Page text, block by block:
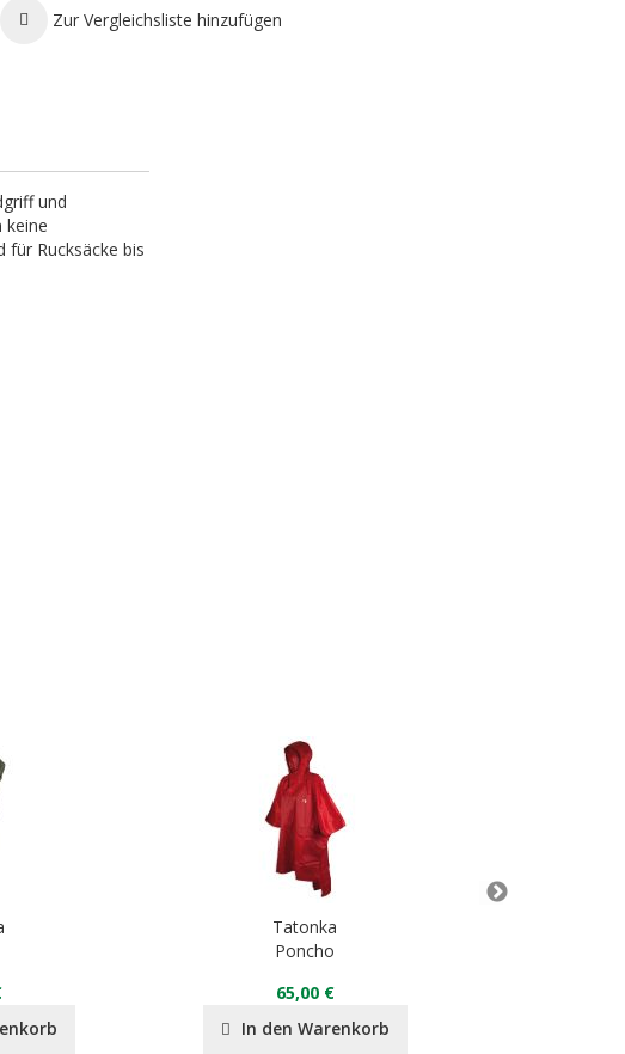
Zur Vergleichsliste hinzufügen
und
keine
für Rucksäcke bis
Tatonka
Poncho
65,00 €
In den Warenkorb